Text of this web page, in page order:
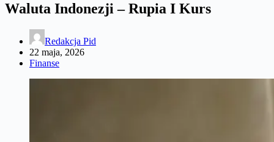
Waluta Indonezji – Rupia I Kurs
Redakcja Pid
22 maja, 2026
Finanse